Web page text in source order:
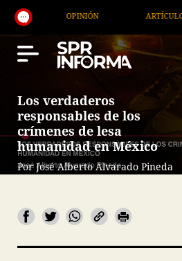
OPINIÓN ARTÍCULOS
Los verdaderos
responsables de los
crímenes de lesa
humanidad en México
Por José Alberto Alvarado Pineda